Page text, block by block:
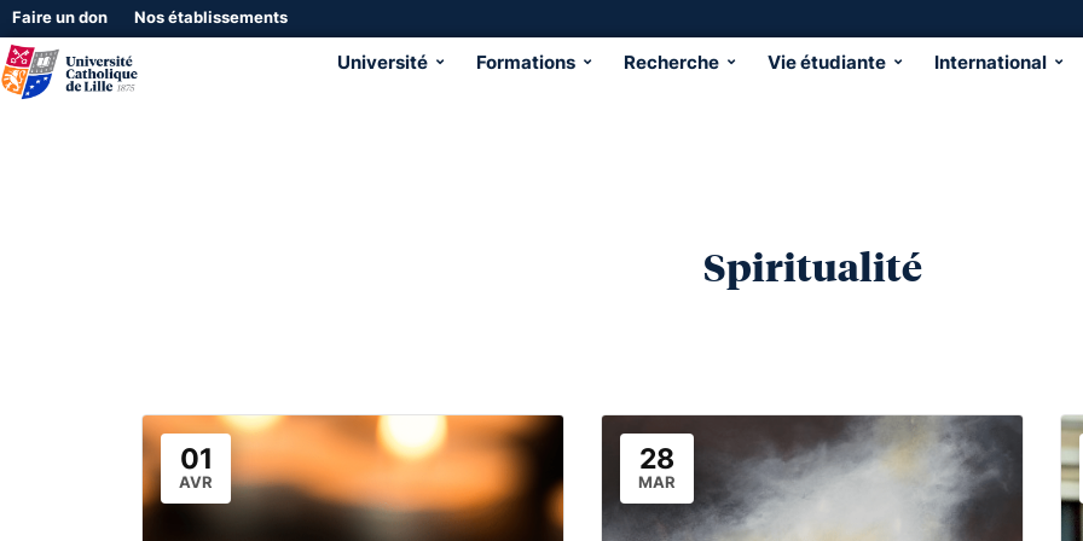
Faire un don Nos établissements
Université Formations Recherche Vie étudiante International
Spiritualité
01
AVR
28
MAR